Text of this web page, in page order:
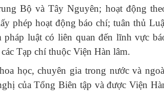
Bộ và Tây Nguyên; hoạt động
phép hoạt động báo chí; tuân thủ
luật có liên quan đến lĩnh vực
Tạp chí thuộc Viện Hàn lâm.
học, chuyên gia trong nước và
của Tổng Biên tập và được Viện